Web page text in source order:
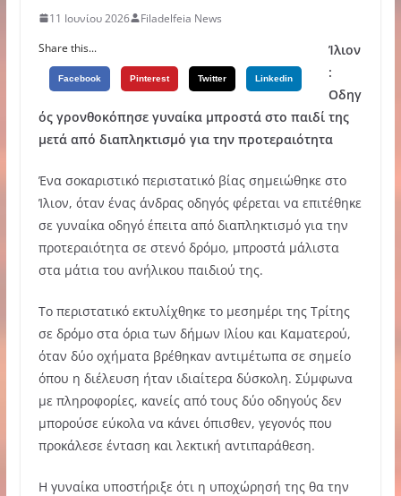
11 Ιουνίου 2026
Filadelfeia News
Share this...
Facebook Pinterest Twitter Linkedin
Ίλιον
:
Οδηγ
ός γρονθοκόπησε γυναίκα μπροστά στο παιδί της
μετά από διαπληκτισμό για την προτεραιότητα
Ένα σοκαριστικό περιστατικό βίας σημειώθηκε στο
Ίλιον, όταν ένας άνδρας οδηγός φέρεται να επιτέθηκε
σε γυναίκα οδηγό έπειτα από διαπληκτισμό για την
προτεραιότητα σε στενό δρόμο, μπροστά μάλιστα
στα μάτια του ανήλικου παιδιού της.
Το περιστατικό εκτυλίχθηκε το μεσημέρι της Τρίτης
σε δρόμο στα όρια των δήμων Ιλίου και Καματερού,
όταν δύο οχήματα βρέθηκαν αντιμέτωπα σε σημείο
όπου η διέλευση ήταν ιδιαίτερα δύσκολη. Σύμφωνα
με πληροφορίες, κανείς από τους δύο οδηγούς δεν
μπορούσε εύκολα να κάνει όπισθεν, γεγονός που
προκάλεσε ένταση και λεκτική αντιπαράθεση.
Η γυναίκα υποστήριξε ότι η υποχώρησή της θα την